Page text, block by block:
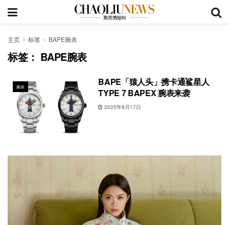
主页 标签 BAPE腕表
标签： BAPE腕表
腕表
BAPE「猿人头」携卡通鲨星人
TYPE 7 BAPEX 腕表来袭
2025年8月17日